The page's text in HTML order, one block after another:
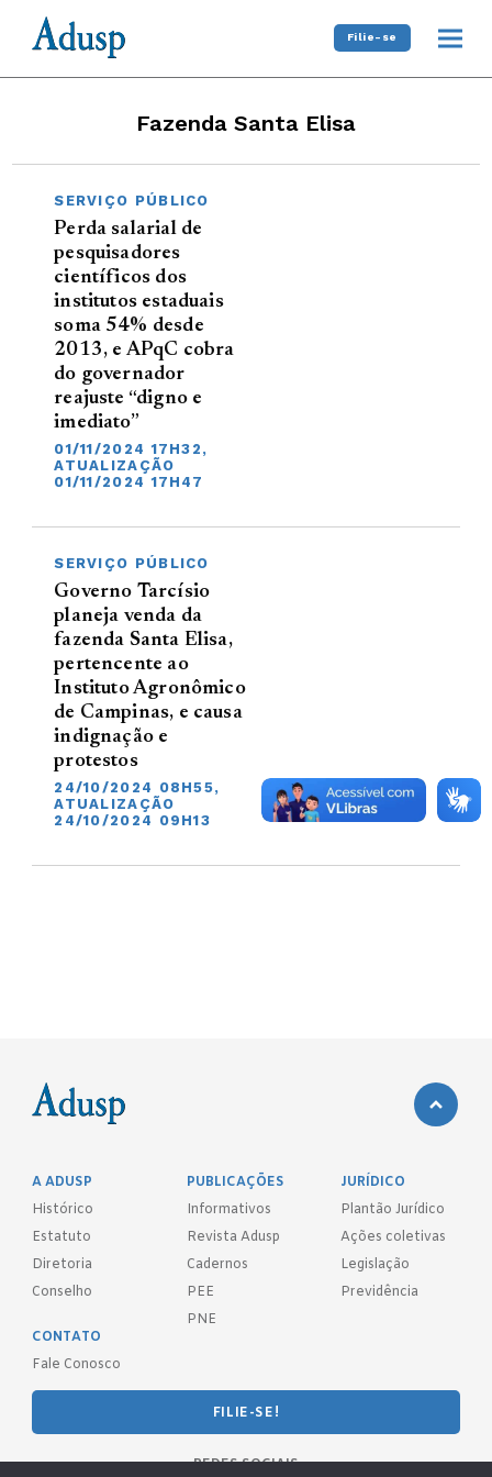
Filie-se
Fazenda Santa Elisa
SERVIÇO PÚBLICO
Perda salarial de
pesquisadores
científicos dos
institutos estaduais
soma 54% desde
2013, e APqC cobra
do governador
reajuste “digno e
imediato”
01/11/2024 17H32,
ATUALIZAÇÃO
01/11/2024 17H47
SERVIÇO PÚBLICO
Governo Tarcísio
planeja venda da
fazenda Santa Elisa,
pertencente ao
Instituto Agronômico
de Campinas, e causa
indignação e
protestos
24/10/2024 08H55,
ATUALIZAÇÃO
24/10/2024 09H13
A ADUSP
Histórico
Estatuto
Diretoria
Conselho
PUBLICAÇÕES
Informativos
Revista Adusp
Cadernos
PEE
PNE
JURÍDICO
Plantão Jurídico
Ações coletivas
Legislação
Previdência
CONTATO
Fale Conosco
FILIE-SE!
REDES SOCIAIS